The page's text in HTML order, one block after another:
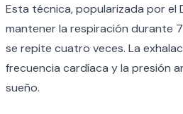
Esta técnica, popularizada por el
mantener la respiración durante
se repite cuatro veces. La
frecuencia cardíaca y la presión
sueño.